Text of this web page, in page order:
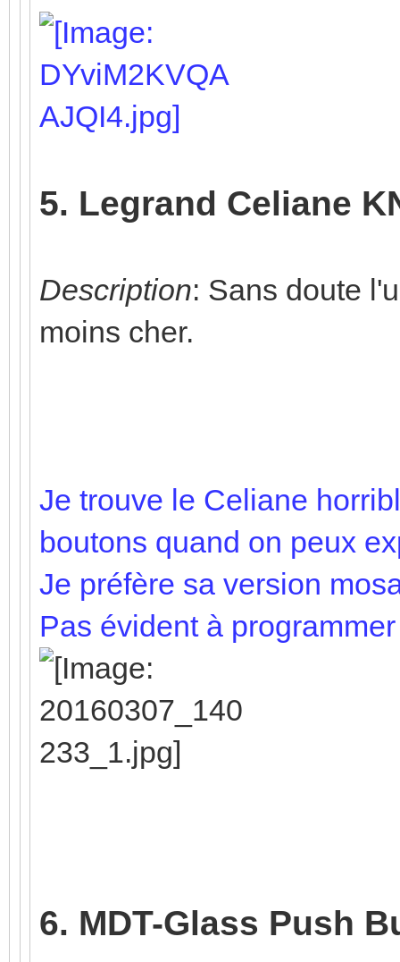
5. Legrand Celiane
Description: Sans doute
moins cher.
Je trouve le Celiane
boutons quand on peux
Je préfère sa version
Pas évident à
6. MDT-Glass Push